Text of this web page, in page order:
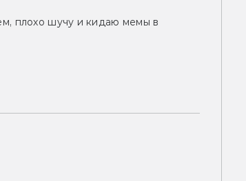
плохо шучу и кидаю мемы в